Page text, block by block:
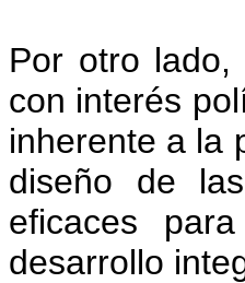
Por otro
con interés
inherente a la
diseño de
eficaces
desarrollo